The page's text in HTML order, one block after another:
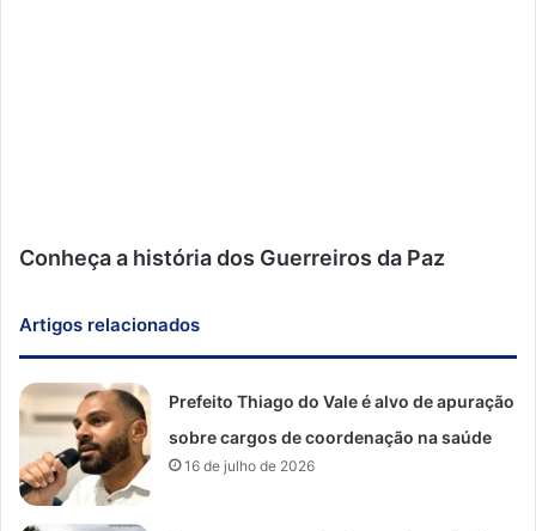
Conheça a história dos Guerreiros da Paz
Artigos relacionados
Prefeito Thiago do Vale é alvo de apuração
sobre cargos de coordenação na saúde
16 de julho de 2026